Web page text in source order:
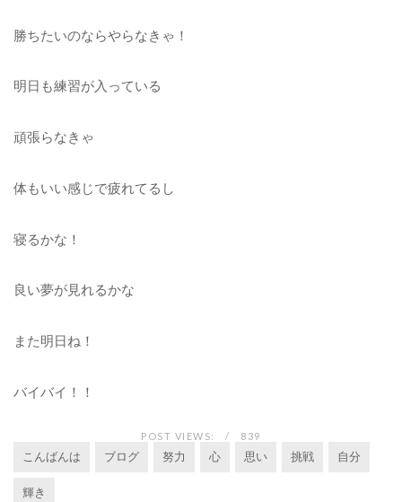
勝ちたいのならやらなきゃ！
明日も練習が入っている
頑張らなきゃ
体もいい感じで疲れてるし
寝るかな！
良い夢が見れるかな
また明日ね！
バイバイ！！
POST VIEWS: 839
こんばんは ブログ 努力 心 思い 挑戦 自分
輝き